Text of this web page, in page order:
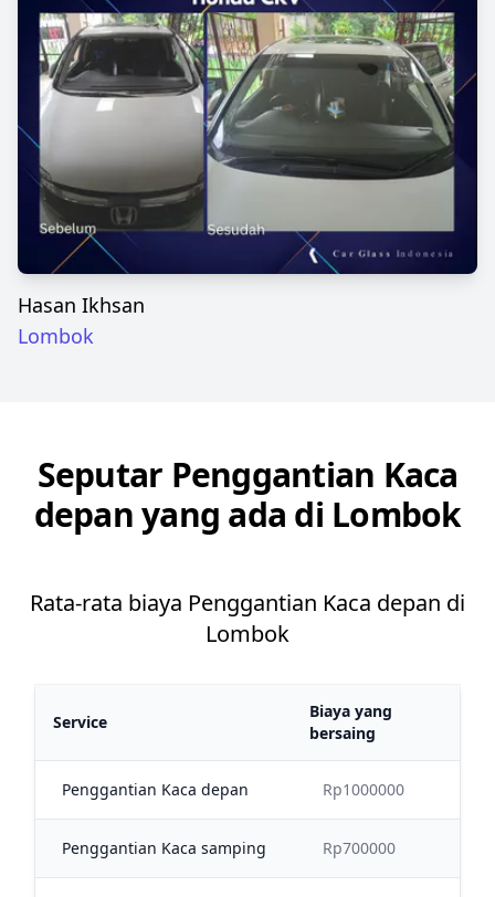
Hasan Ikhsan
Lombok
Seputar Penggantian Kaca
depan yang ada di Lombok
Rata-rata biaya Penggantian Kaca depan di
Lombok
Service
Biaya yang
bersaing
Penggantian Kaca depan Rp1000000
Penggantian Kaca samping Rp700000